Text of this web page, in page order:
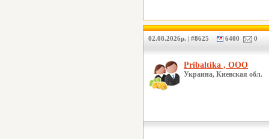
02.08.2026р. | #8625 6400 0
Pribaltika , ООО
Украина, Киевская обл.